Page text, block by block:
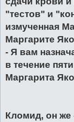
"тестов" и
измученная
Маргарите
- Я вам
в течение
Маргарита
Кломид, он же